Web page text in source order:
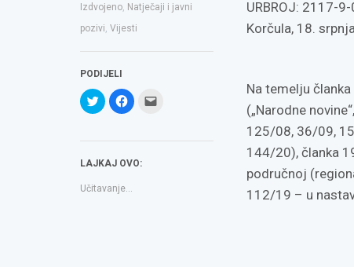
URBROJ: 2117-
Korčula, 18.
Na temelju
(„Narodne
125/08, 36/09,
144/20), članka
područnoj
112/19 – u
Izdvojeno, Natječaji i javni
pozivi, Vijesti
PODIJELI
Podijeli
na
Twitteru
u
prozoru)
Klikom
podijelite
u
prozoru)
to
LAJKAJ OVO:
Učitavanje...